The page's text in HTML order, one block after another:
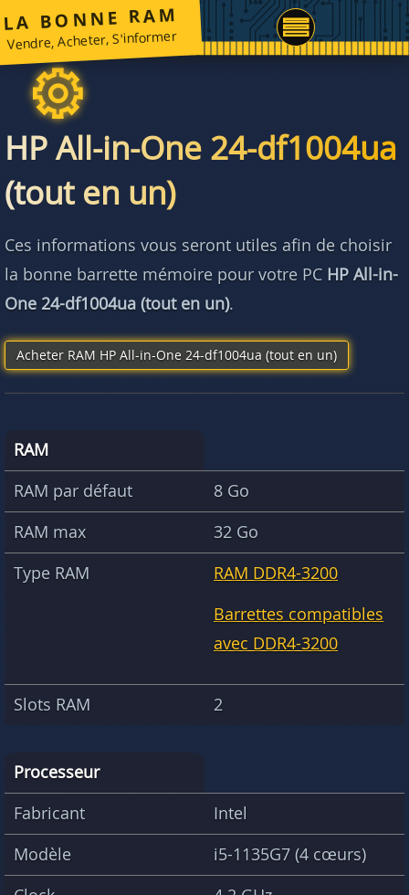
LA BONNE RAM
Vendre, Acheter, S'informer
HP All-in-One 24-df1004ua
(tout en un)
Ces informations vous seront utiles afin de choisir
la bonne barrette mémoire pour votre PC HP All-in-
One 24-df1004ua (tout en un).
Acheter RAM HP All-in-One 24-df1004ua (tout en un)
RAM
RAM par défaut
8 Go
RAM max
32 Go
Type RAM
RAM DDR4-3200
Barrettes compatibles
avec DDR4-3200
Slots RAM 2
Processeur
Fabricant
Intel
Modèle
i5-1135G7 (4 cœurs)